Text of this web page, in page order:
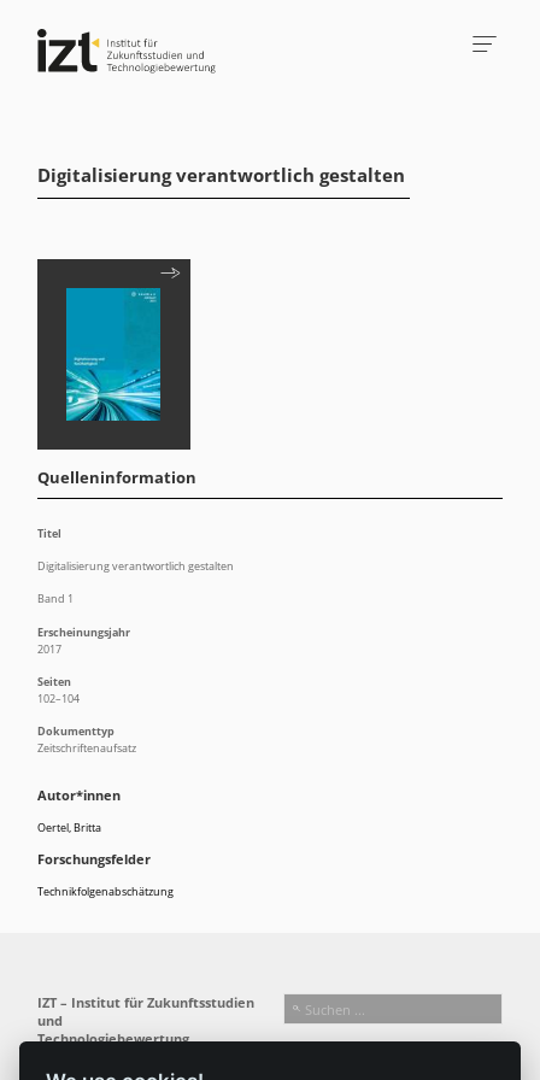
Digitalisierung verantwortlich gestalten
Autor*innen
Oertel, Britta
Forschungsfelder
Technikfolgenabschätzung
Quelleninformation
Titel
Digitalisierung verantwortlich gestalten
Band 1
Erscheinungsjahr
2017
Seiten
102–104
Dokumenttyp
Zeitschriftenaufsatz
IZT – Institut für Zukunftsstudien
und
Technologiebewertung